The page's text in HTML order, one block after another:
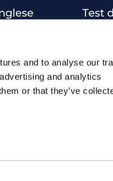
and to analyse our
and analytics
or that they’ve
Test